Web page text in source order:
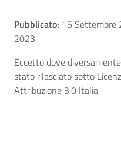
Pubblicato: 15 Settembre
2023
Eccetto dove
stato rilasciato sotto
Attribuzione 3.0 Italia.